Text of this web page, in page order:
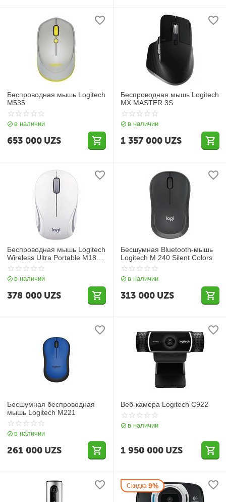
Беспроводная мышь Logitech
M535
в наличии
653 000 UZS
Беспроводная мышь Logitech
MX MASTER 3S
в наличии
1 357 000 UZS
Беспроводная мышь Logitech
Wireless Ultra Portable M187
White
в наличии
378 000 UZS
Бесшумная Bluetooth-мышь
Logitech M 240 Silent Colors
в наличии
313 000 UZS
Бесшумная беспроводная
мышь Logitech M221
в наличии
261 000 UZS
Веб-камера Logitech C922
в наличии
1 950 000 UZS
Скидка 9%